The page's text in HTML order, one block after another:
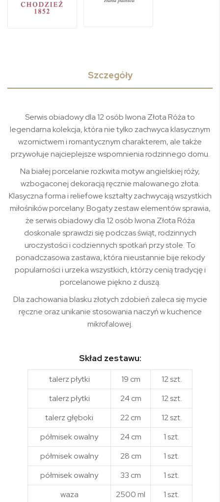
Szczegóły
Serwis obiadowy dla 12 osób Iwona Złota Róża to
legendarna kolekcja, która nie tylko zachwyca klasycznym
wzornictwem i romantycznym charakterem, ale także
przywołuje najcieplejsze wspomnienia rodzinnego domu.
Na białej porcelanie rozkwita motyw angielskiej róży,
wzbogaconej dekoracją ręcznie malowanego złota.
Klasyczna forma i reliefowe kształty zachwycają wszystkich
miłośników porcelany. Bogaty zestaw elementów sprawia,
że serwis obiadowy dla 12 osób Iwona Złota Róża
doskonale sprawdzi się podczas świąt, rodzinnych
uroczystości i codziennych spotkań przy stole. To
ponadczasowa zastawa, która nieustannie bije rekody
popularności i urzeka wszystkich, którzy cenią tradycję i
porcelanowe piękno z duszą.
Dla zachowania blasku złotych zdobień zaleca się mycie
ręczne oraz unikanie stosowania naczyń w kuchence
mikrofalowej.
Skład zestawu:
talerz płytki 19 cm
12 szt.
talerz płytki
24 cm
12 szt.
talerz głęboki
22 cm
12 szt.
półmisek owalny
24 cm
1 szt.
półmisek owalny
28 cm
1 szt.
półmisek owalny
33 cm
1 szt.
waza
2500 ml 1 szt.